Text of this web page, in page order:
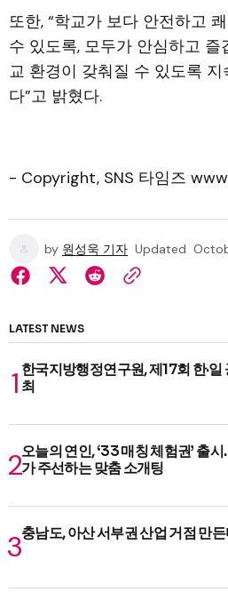
또한, “학교가 보다 안전하고
수 있도록, 모두가 안심하고
교 환경이 갖춰질 수 있도록
다”고 밝혔다.
- Copyright, SNS 타임즈
by 원성욱 기자 Updated
LATEST NEWS
한국지방행정연구원, 제17회 한·일
최
오늘의 연인, ‘33 매칭 체험권’ 출
가 주선하는 맞춤 소개팅
충남도, 아산 서부권 산업 거점 만